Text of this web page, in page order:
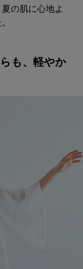
の肌に心地よ
も、軽やか